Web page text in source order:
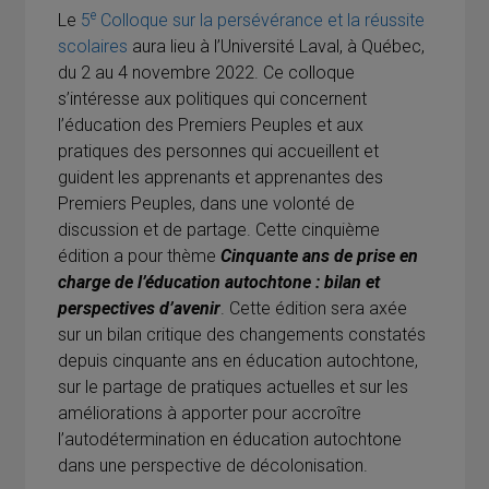
Le 5eColloque sur la persévérance et la réussite
scolaires aura lieu à l’Université Laval, à Québec,
du 2 au 4 novembre 2022. Ce colloque
s’intéresse aux politiques qui concernent
l’éducation des Premiers Peuples et aux
pratiques des personnes qui accueillent et
guident les apprenants et apprenantes des
Premiers Peuples, dans une volonté de
discussion et de partage. Cette cinquième
édition a pour thème Cinquante ans de prise en
charge de l’éducation autochtone : bilan et
perspectives d’avenir. Cette édition sera axée
sur un bilan critique des changements constatés
depuis cinquante ans en éducation autochtone,
sur le partage de pratiques actuelles et sur les
améliorations à apporter pour accroître
l’autodétermination en éducation autochtone
dans une perspective de décolonisation.